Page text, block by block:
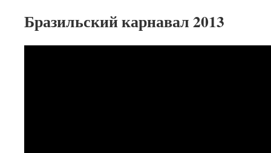
Бразильский карнавал 2013